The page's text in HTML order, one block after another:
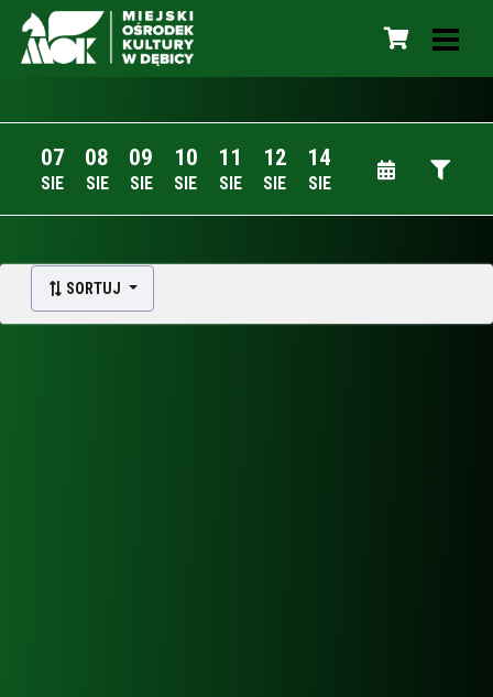
07
SIE
08
SIE
09
SIE
10
SIE
11
SIE
12
SIE
14
SIE
SORTUJ